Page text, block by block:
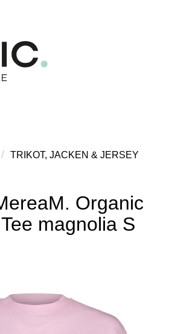
TRIKOT, JACKEN & JERSEY
Organic
magnolia S